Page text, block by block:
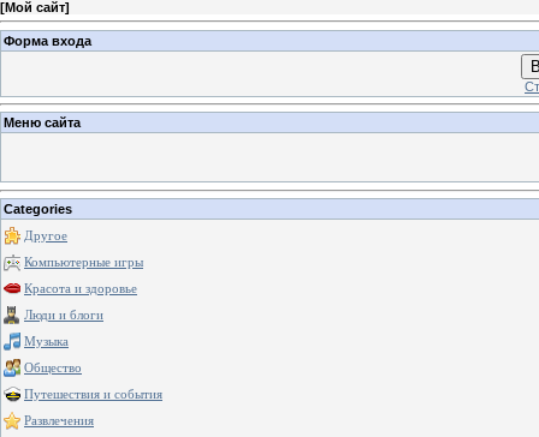
[Мой сайт]
Форма входа
Меню сайта
Categories
Другое
Компьютерные игры
Красота и здоровье
Люди и блоги
Музыка
Общество
Путешествия и события
Развлечения